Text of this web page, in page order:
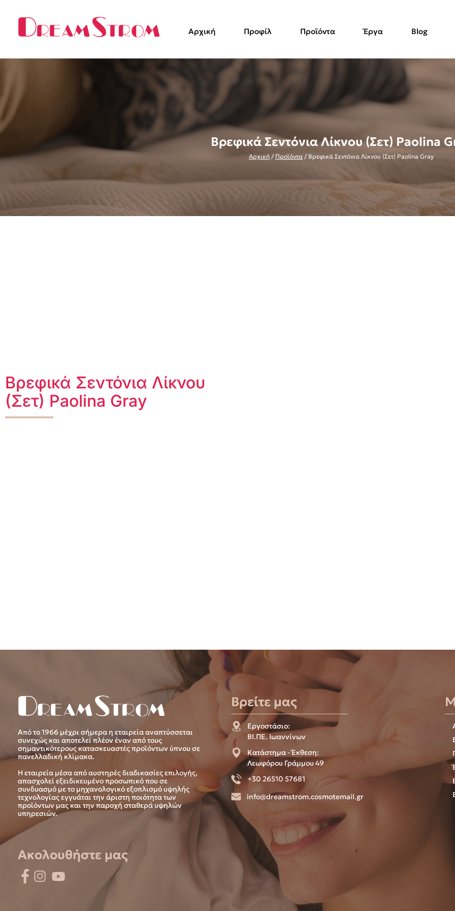
Αρχική Προφίλ Προϊόντα Έργα Blog
Βρεφικά Σεντόνια Λίκνου (Σετ) Paolina
Αρχική / Προϊόντα / Βρεφικά Σεντόνια Λίκνου (Σετ) Paolina Gray
Βρεφικά Σεντόνια Λίκνου
(Σετ) Paolina Gray
Από το 1966 μέχρι σήμερα η εταιρεία αναπτύσσεται
συνεχώς και αποτελεί πλέον έναν από τους
σημαντικότερους κατασκευαστές προϊόντων ύπνου σε
πανελλαδική κλίμακα.
Η εταιρεία μέσα από αυστηρές διαδικασίες επιλογής,
απασχολεί εξειδικευμένο προσωπικό που σε
συνδυασμό με το μηχανολογικό εξοπλισμό υψηλής
τεχνολογίας εγγυάται την άριστη ποιότητα των
προϊόντων μας και την παροχή σταθερά υψηλών
υπηρεσιών.
Ακολουθήστε μας
Βρείτε μας
Εργοστάσιο:
ΒΙ.ΠΕ. Ιωαννίνων
Κατάστημα - Έκθεση:
Λεωφόρου Γράμμου 49
+30 26510 57681
info@dreamstrom.cosmotemail.gr